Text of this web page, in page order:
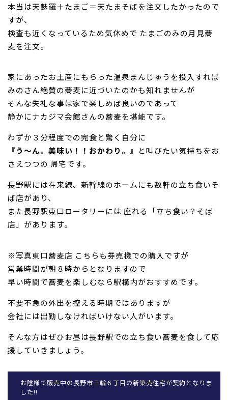
本当は天麩羅＋たまご＝天たまそばを注文したかったので
すが、
検査も近くなっているため気休めで たまごのみの月見蕎
麦を注文。
家にあったお土産にもらった温泉まんじゅうを投入すれば
みのさん絶賛の蕎麦に近づいたのかも知れませんが
そんな失礼な事は家で楽しめば良いのであって
静かにナカジマ会館さんの蕎麦を堪能です。
わずか３分程度での完食と驚く自分に
『う～ん。美味い！！おかわり。』
と叫びたい気持ちをお
さえつつの 帰宅です。
長野駅には在来線、新幹線のホームにも数軒の立ち食いそ
ば店があり、
また長野駅東口ロータリーには 座れる「立ち食い？そば
店」があります。
※写真東口蕎麦店 こちらも券売機での購入ですが
営業時間が朝８時からとなりますので
早い時間で蕎麦を楽しむなら駅構内がおすすめです。
不要不急の外出を控える時期ではありますが
会社には出勤しなければいけない人がいます。
そんな方はぜひお昼は長野駅での立ち食い蕎麦を食して応
援していきましょう。
お陰様で販売中の長野市三輪６丁目の新築売住宅が契約となりま
した!!